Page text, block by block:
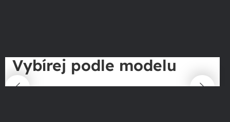
Vybírej podle modelu